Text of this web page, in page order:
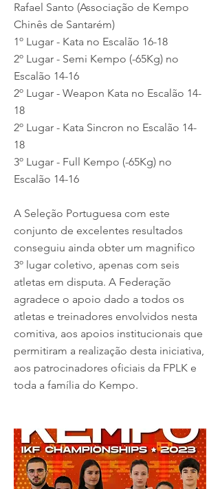
Rafael Santo (Associação de Kempo
Chinês de Santarém)
1º Lugar - Kata no Escalão 16-18
2º Lugar - Semi Kempo (-65Kg) no
Escalão 14-16
2º Lugar - Weapon Kata no Escalão 14-
18
2º Lugar - Kata Sincron no Escalão 14-
18
3º Lugar - Full Kempo (-65Kg) no
Escalão 14-16
A Seleção Portuguesa com este
conjunto de excelentes resultados
conseguiu ainda obter um magnifico
3º lugar coletivo, apenas com seis
atletas em disputa. A Federação
agradece o apoio dado a todos os
atletas e treinadores envolvidos nesta
comitiva, aos apoios institucionais que
permitiram a realização desta iniciativa,
aos patrocinadores oficiais da FPLK e
toda a família do Kempo.